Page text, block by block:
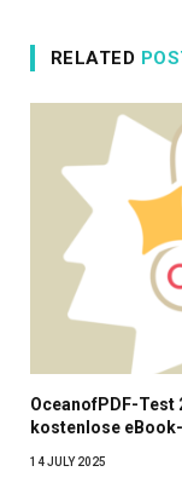
RELATED
OceanofPDF-Test
kostenlose
14 JULY 2025